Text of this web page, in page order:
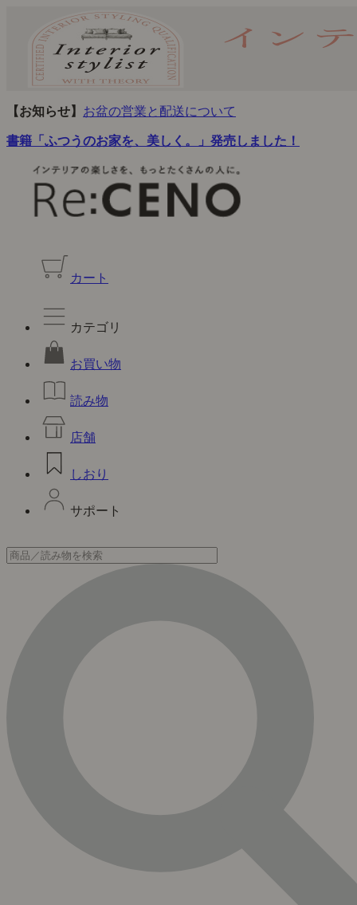
【お知らせ】 お盆の営業と配送について
書籍「ふつうのお家を、美しく。」発売しました！
カート
カテゴリ
お買い物
読み物
店舗
しおり
サポート